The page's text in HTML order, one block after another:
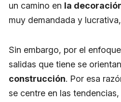
un camino en la
muy demandada y
Sin embargo, por el
salidas que tiene se
construcción. Por esa
se centre en las